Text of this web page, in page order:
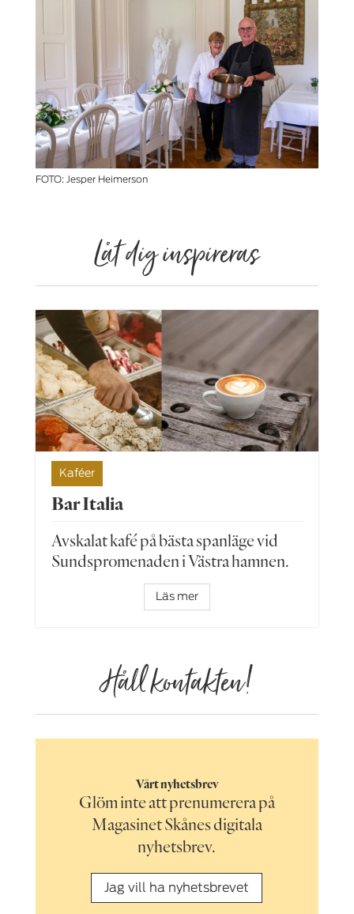
FOTO: Jesper Heimerson
Låt dig inspireras
Kaféer
Bar Italia
Avskalat kafé på bästa spanläge vid
Sundspromenaden i Västra hamnen.
Läs mer
Håll kontakten!
Vårt nyhetsbrev
Glöm inte att prenumerera på
Magasinet Skånes digitala
nyhetsbrev.
Jag vill ha nyhetsbrevet